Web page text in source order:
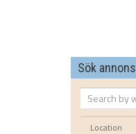
Sök annons